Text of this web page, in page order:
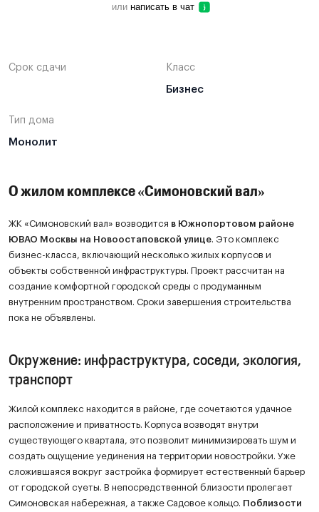
или написать в чат
Срок сдачи Класс
Бизнес
Тип дома
Монолит
О жилом комплексе «Симоновский вал»
ЖК «Симоновский вал» возводится в Южнопортовом районе
ЮВАО Москвы на Новоостаповской улице . Это комплекс
бизнес-класса, включающий несколько жилых корпусов и
объекты собственной инфраструктуры. Проект рассчитан на
создание комфортной городской среды с продуманным
внутренним пространством. Сроки завершения строительства
пока не объявлены.
Окружение: инфраструктура, соседи, экология,
транспорт
Жилой комплекс находится в районе, где сочетаются удачное
расположение и приватность. Корпуса возводят внутри
существующего квартала, это позволит минимизировать шум и
создать ощущение уединения на территории новостройки. Уже
сложившаяся вокруг застройка формирует естественный барьер
от городской суеты. В непосредственной близости пролегает
Симоновская набережная, а также Садовое кольцо. Поблизости